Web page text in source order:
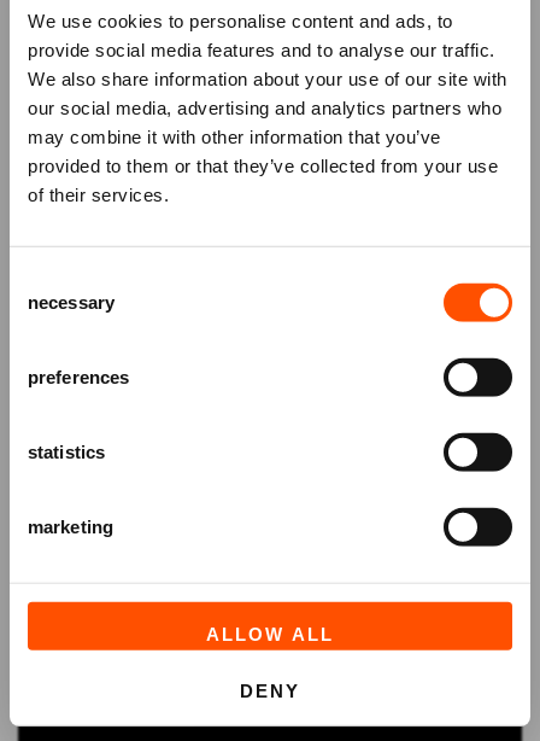
We use cookies to personalise content and ads, to
provide social media features and to analyse our traffic.
We also share information about your use of our site with
our social media, advertising and analytics partners who
may combine it with other information that you’ve
provided to them or that they’ve collected from your use
of their services.
Selection
necessary
preferences
statistics
marketing
ALLOW ALL
DENY
Voeg met onze Magic Seats een vleugje éxtra
magie toe bij het bezoeken vanThe Illusionists.
Speciaal geselecteerde stoelen staan niet alleen op
de beste plekken in de zaal, ook krijg je na afloop
toegang tot de exclusieve meet & greet met de
échte Legend of Magic. Onder het genot van een
hapje en drankje krijg je de mogelijkheid om die al
Magie was nog nooit zo dichtbij.
Boek hier je Magic
Mis niks
en speciale aanbiedingen!